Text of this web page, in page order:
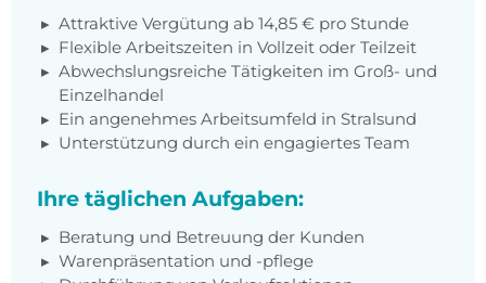
Attraktive Vergütung ab 14,85 € pro Stunde
Flexible Arbeitszeiten in Vollzeit oder Teilzeit
Abwechslungsreiche Tätigkeiten im Groß- und
Einzelhandel
Ein angenehmes Arbeitsumfeld in Stralsund
Unterstützung durch ein engagiertes Team
Ihre täglichen Aufgaben:
Beratung und Betreuung der Kunden
Warenpräsentation und -pflege